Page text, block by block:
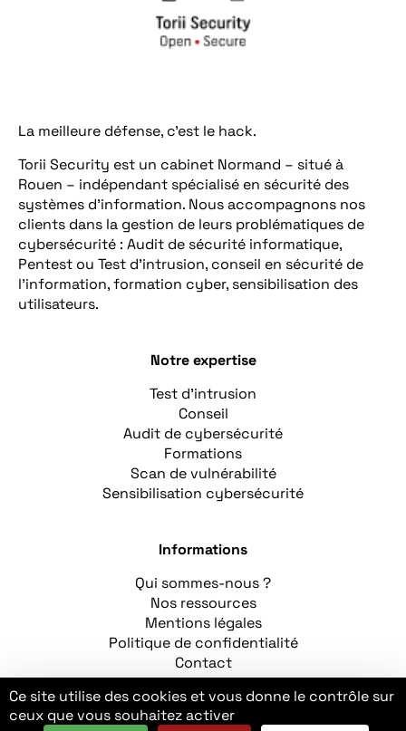
La meilleure défense, c’est le hack.
Torii Security est un cabinet Normand – situé à
Rouen – indépendant spécialisé en sécurité des
systèmes d’information. Nous accompagnons nos
clients dans la gestion de leurs problématiques de
cybersécurité : Audit de sécurité informatique,
Pentest ou Test d’intrusion, conseil en sécurité de
l’information, formation cyber, sensibilisation des
utilisateurs.
Notre expertise
Test d’intrusion
Conseil
Audit de cybersécurité
Formations
Scan de vulnérabilité
Sensibilisation cybersécurité
Informations
Qui sommes-nous ?
Nos ressources
Mentions légales
Politique de confidentialité
Contact
LinkedIn
Ce site utilise des cookies et vous donne le contrôle sur
ceux que vous souhaitez activer